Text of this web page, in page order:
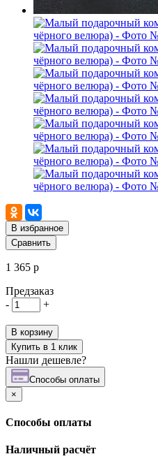
В избранное
Сравнить
1 365 р
Предзаказ
-
+
В корзину
Купить в 1 клик
Нашли дешевле?
Cпособы оплаты
×
Cпособы оплаты
Наличный расчёт